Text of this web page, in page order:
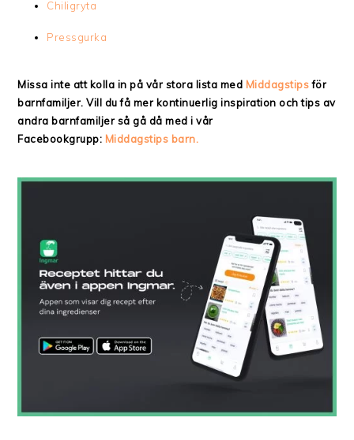
Chiligryta
Pressgurka
Missa inte att kolla in på vår stora lista med Middagstipsför
barnfamiljer. Vill du få mer kontinuerlig inspiration och tips av
andra barnfamiljer så gå då med i vår
Facebookgrupp: Middagstips barn.